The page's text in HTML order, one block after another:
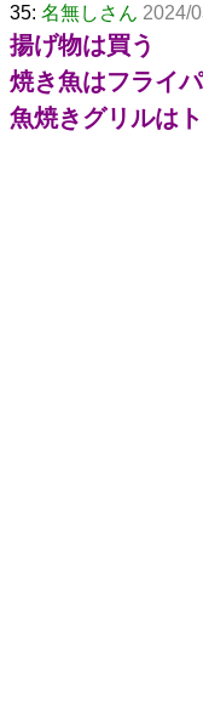
35: 名無しさん 2024/
揚げ物は買う
焼き魚はフライ
魚焼きグリルは